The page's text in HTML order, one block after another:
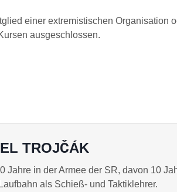
einer extremistischen Organisation
ausgeschlossen.
TROJČÁK
Jahre in der Armee der SR, davon 10
als Schieß- und Taktiklehrer.